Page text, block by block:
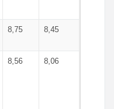
8,75 8,45
8,56 8,06